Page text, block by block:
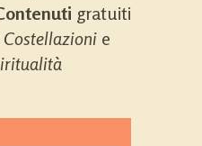
gratuiti
Costellazioni e